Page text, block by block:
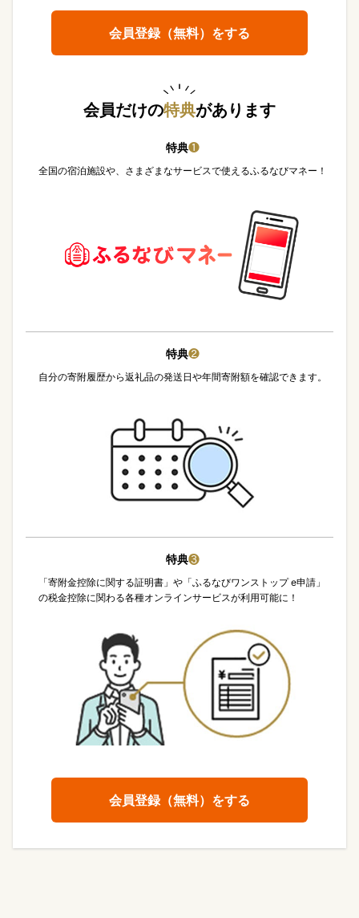
会員登録（無料）をする
会員だけの特典があります
特典❶
全国の宿泊施設や、さまざまなサービスで使えるふるなびマネー！
特典❷
自分の寄附履歴から返礼品の発送日や年間寄附額を確認できます。
特典❸
「寄附金控除に関する証明書」や「ふるなびワンストップ e申請」
の税金控除に関わる各種オンラインサービスが利用可能に！
会員登録（無料）をする